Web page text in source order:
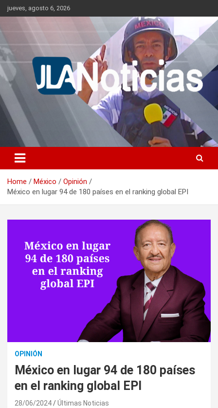
Skip
to
jueves, agosto 6, 2026
Jlanoticias
Información relevante en tiempo real.
Home México
Opinión
México en lugar 94 de 180 países en el ranking global EPI
OPINIÓN
México en lugar 94 de 180 países
en el ranking global EPI
28/06/2024 Últimas Noticias